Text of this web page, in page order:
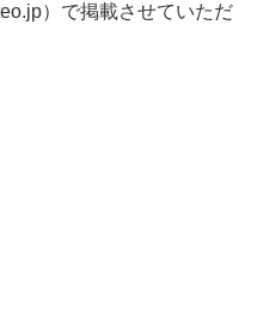
）で掲載させていただ